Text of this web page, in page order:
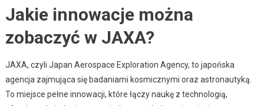
Jakie innowacje można
zobaczyć w JAXA?
JAXA, czyli Japan Aerospace Exploration Agency, to japońska
agencja zajmująca się badaniami kosmicznymi oraz astronautyką.
To miejsce pełne innowacji, które łączy naukę z technologią,